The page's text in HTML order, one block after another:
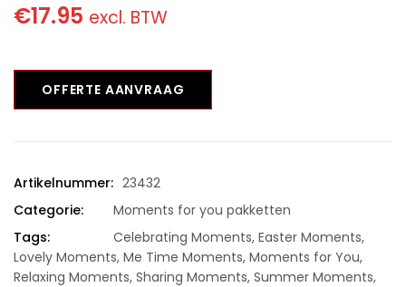
€17.95 excl. BTW
OFFERTE AANVRAAG
Artikelnummer: 23432
Categorie:
Moments for you pakketten
Tags:
Celebrating Moments, Easter Moments,
Lovely Moments, Me Time Moments, Moments for You,
Relaxing Moments, Sharing Moments, Summer Moments,